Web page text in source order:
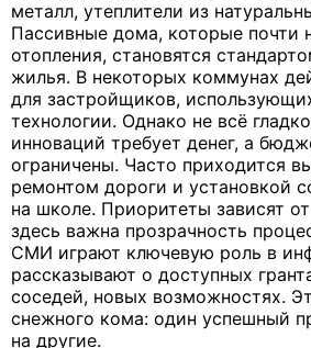
металл, утеплители из
Пассивные дома, которые почти
отопления, становятся
жилья. В некоторых коммунах
для застройщиков,
технологии. Однако не всё
инноваций требует денег, а
ограничены. Часто приходится
ремонтом дороги и установкой
на школе. Приоритеты зависят
здесь важна прозрачность
СМИ играют ключевую роль в
рассказывают о доступных
соседей, новых возможностях.
снежного кома: один успешный
на другие.